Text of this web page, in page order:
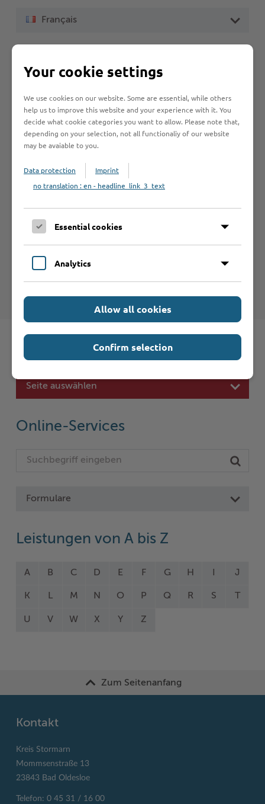
Français
Une bonne qualité de vie dans tous les domaines
familles
L’endroit idéal pour y construire ses propres
murs
La nature : ce que Stormarn a de plus cher
Parmi les meilleurs au niveau international et en
Des investissements qui en valent la peine
Stormarn : au pied de la « porte sur le monde »
Habiter à Stormarn et profiter de la retraite
Un coup d’oeil sur le passé
Schnelleinstieg
Seite auswählen
Online-Services
Formulare
Leistungen von A bis Z
A B C D E F G H J
K L M N O P Q R S T
U V W X Y Z
Zum Seitenanfang
Kontakt
Kreis Stormarn
Mommsenstraße 13
23843 Bad Oldesloe
Telefon: 0 45 31 / 16 00
Your cookie settings
We use cookies on our website. Some are essential, while others
help us to improve this website and your experience with it. You
decide what cookie categories you want to allow. Please note that,
depending on your selection, not all functionaliy of our website
may be avaiable to you.
Data protection
Imprint
no translation : en - headline_link_3_text
Essential cookies
Analytics
Allow all cookies
Confirm selection